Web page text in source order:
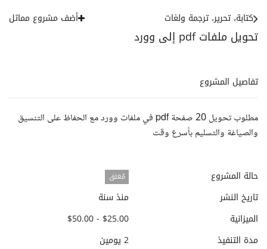
تحويل ملفات pdf إلى وورد
كتابة، تحرير، ترجمة ولغات أضف مشروع مماثل
تفاصيل المشروع
مطلوب تحويل 20 صفحة pdf في ملفات وورد مع الحفاظ على التنسيق
والصياغة والتسليم بأسرع وقت
حالة المشروع مُغلق
تاريخ النشر
منذ سنة
الميزانية
$25.00 - $50.00
مدة التنفيذ
2 يومين